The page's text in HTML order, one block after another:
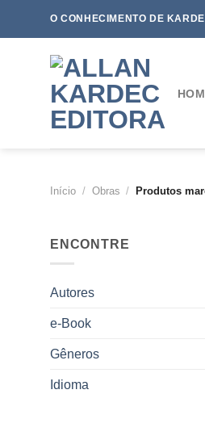
O CONHECIMENTO DE
Início / Obras / Produtos
ENCONTRE
Autores
e-Book
Gêneros
Idioma